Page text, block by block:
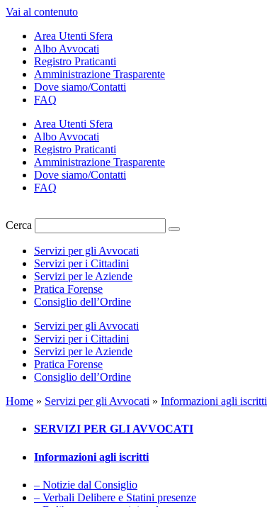
Vai al contenuto
Area Utenti Sfera
Albo Avvocati
Registro Praticanti
Amministrazione Trasparente
Dove siamo/Contatti
FAQ
Area Utenti Sfera
Albo Avvocati
Registro Praticanti
Amministrazione Trasparente
Dove siamo/Contatti
FAQ
Cerca
Servizi per gli Avvocati
Servizi per i Cittadini
Servizi per le Aziende
Pratica Forense
Consiglio dell’Ordine
Servizi per gli Avvocati
Servizi per i Cittadini
Servizi per le Aziende
Pratica Forense
Consiglio dell’Ordine
Home » Servizi per gli Avvocati » Informazioni agli iscritti
SERVIZI PER GLI AVVOCATI
Informazioni agli iscritti
– Notizie dal Consiglio
– Verbali Delibere e Statini presenze